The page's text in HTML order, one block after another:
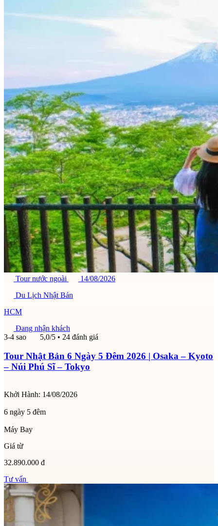
Tour nước ngoài
14/08/2026
Du Lịch Nhật Bản
HCM
Đang nhận khách
3-4 sao
5,0/5 • 24 đánh giá
Tour Nhật Bản 6 Ngày 5 Đêm 2026 | Osaka – Kyoto
– Núi Phú Sĩ – Tokyo
Khởi Hành: 14/08/2026
6 ngày 5 đêm
Máy Bay
Giá từ
32.890.000 đ
Tư vấn